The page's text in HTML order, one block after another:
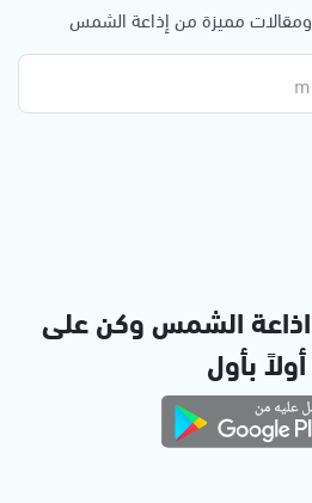
ومقالات مميزة من إذاعة الشمس
الشمس وكن على
بأول